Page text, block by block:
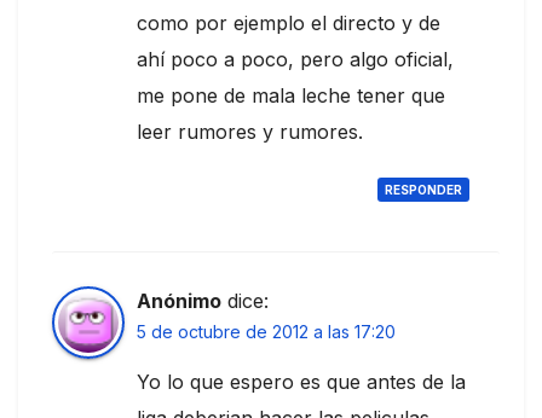
como por ejemplo el directo y de
ahí poco a poco, pero algo oficial,
me pone de mala leche tener que
leer rumores y rumores.
RESPONDER
Anónimo dice:
5 de octubre de 2012 a las 17:20
Yo lo que espero es que antes de la